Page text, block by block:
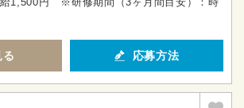
る 応募方法